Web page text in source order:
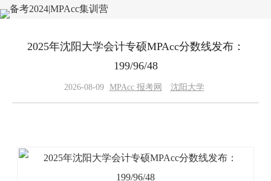
2025年沈阳大学会计专硕MPAcc分数线发布：
199/96/48
2026-08-09 MPAcc 报考网 沈阳大学